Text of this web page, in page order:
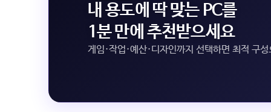
내 용도에 딱 맞는 PC를
1분 만에 추천받으세요
게임·작업·예산·디자인까지 선택하면 최적 구